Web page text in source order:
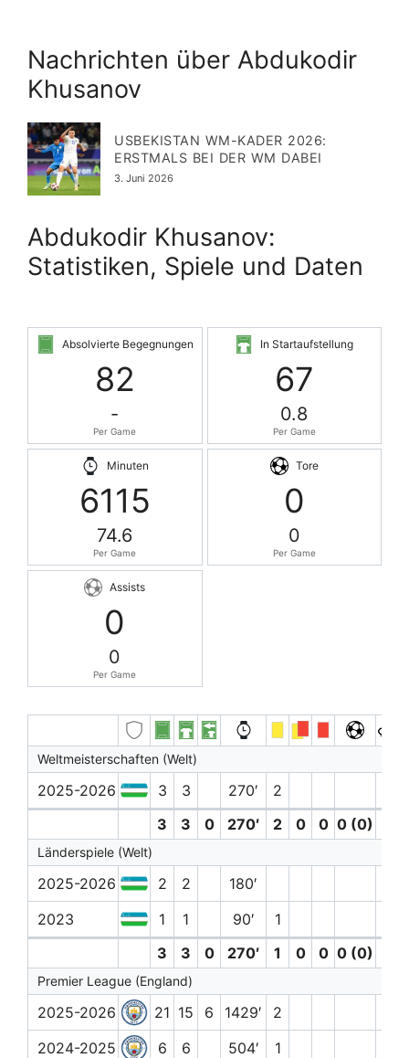
Nachrichten über Abdukodir
Khusanov
USBEKISTAN WM-KADER 2026:
ERSTMALS BEI DER WM DABEI
Veröffentlicht
3. Juni 2026
Abdukodir Khusanov:
Statistiken, Spiele und Daten
Absolvierte Begegnungen
82
-
Per Game
In Startaufstellung
67
0.8
Per Game
Minuten
6115
74.6
Per Game
Tore
0
0
Per Game
Assists
0
0
Per Game
Weltmeisterschaften (Welt)
2025-2026 3 3 270′
2
3
3 0 270′ 2 0 0 0 (0)
Länderspiele (Welt)
2025-2026 2 2
180′
2023
1 1 90′
1
3
3 0 270′ 1 0 0 0 (0)
Premier League (England)
2025-2026 21 15 6 1429′
2
2024-2025
6 6 504′
1